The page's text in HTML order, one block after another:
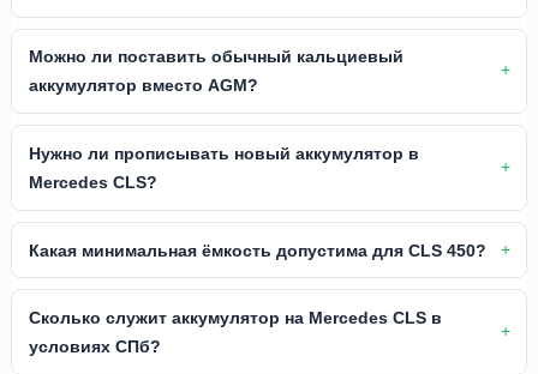
Можно ли поставить обычный кальциевый
аккумулятор вместо AGM?
Нужно ли прописывать новый аккумулятор в
Mercedes CLS?
Какая минимальная ёмкость допустима для CLS 450?
Сколько служит аккумулятор на Mercedes CLS в
условиях СПб?